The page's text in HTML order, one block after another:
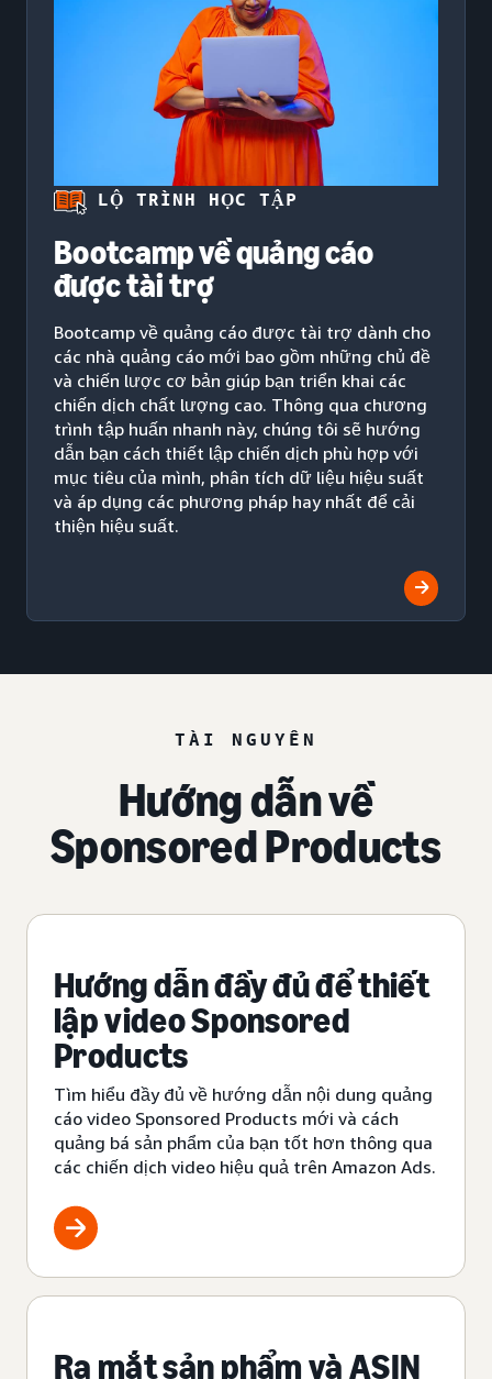
LỘ TRÌNH HỌC TẬP
Bootcamp về quảng cáo
được tài trợ
Bootcamp về quảng cáo được tài trợ dành cho
các nhà quảng cáo mới bao gồm những chủ đề
và chiến lược cơ bản giúp bạn triển khai các
chiến dịch chất lượng cao. Thông qua chương
trình tập huấn nhanh này, chúng tôi sẽ hướng
dẫn bạn cách thiết lập chiến dịch phù hợp với
mục tiêu của mình, phân tích dữ liệu hiệu suất
và áp dụng các phương pháp hay nhất để cải
thiện hiệu suất.
TÀI NGUYÊN
Hướng dẫn về
Sponsored Products
Hướng dẫn đầy đủ để thiết
lập video Sponsored
Products
Tìm hiểu đầy đủ về hướng dẫn nội dung quảng
cáo video Sponsored Products mới và cách
quảng bá sản phẩm của bạn tốt hơn thông qua
các chiến dịch video hiệu quả trên Amazon Ads.
Ra mắt sản phẩm và ASIN